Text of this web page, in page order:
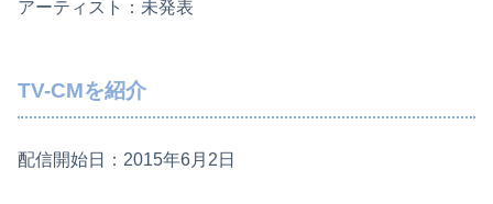
アーティスト：未発表
TV-CMを紹介
配信開始日：2015年6月2日